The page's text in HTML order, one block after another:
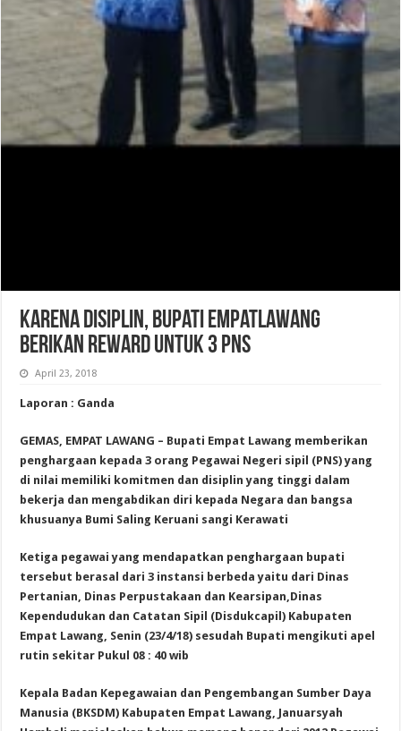
Karena Disiplin, Bupati Empatlawang
Berikan Reward Untuk 3 PNS
April 23, 2018
Laporan : Ganda
GEMAS, EMPAT LAWANG – Bupati Empat Lawang memberikan
penghargaan kepada 3 orang Pegawai Negeri sipil (PNS) yang
di nilai memiliki komitmen dan disiplin yang tinggi dalam
bekerja dan mengabdikan diri kepada Negara dan bangsa
khusuanya Bumi Saling Keruani sangi Kerawati
Ketiga pegawai yang mendapatkan penghargaan bupati
tersebut berasal dari 3 instansi berbeda yaitu dari Dinas
Pertanian, Dinas Perpustakaan dan Kearsipan,Dinas
Kependudukan dan Catatan Sipil (Disdukcapil) Kabupaten
Empat Lawang, Senin (23/4/18) sesudah Bupati mengikuti apel
rutin sekitar Pukul 08 : 40 wib
Kepala Badan Kepegawaian dan Pengembangan Sumber Daya
Manusia (BKSDM) Kabupaten Empat Lawang, Januarsyah